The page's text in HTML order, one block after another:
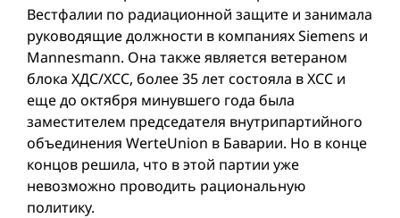
Вестфалии по радиационной защите и занимала
руководящие должности в компаниях Siemens и
Mannesmann. Она также является ветераном
блока ХДС/ХСС, более 35 лет состояла в ХСС и
еще до октября минувшего года была
заместителем председателя внутрипартийного
объединения WerteUnion в Баварии. Но в конце
концов решила, что в этой партии уже
невозможно проводить рациональную
политику.